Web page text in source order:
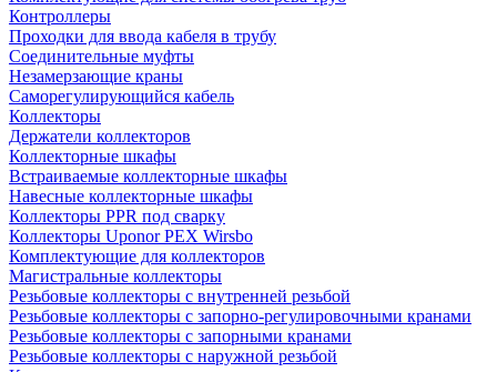
Контроллеры
Проходки для ввода кабеля в трубу
Соединительные муфты
Незамерзающие краны
Саморегулирующийся кабель
Коллекторы
Держатели коллекторов
Коллекторные шкафы
Встраиваемые коллекторные шкафы
Навесные коллекторные шкафы
Коллекторы PPR под сварку
Коллекторы Uponor PEX Wirsbo
Комплектующие для коллекторов
Магистральные коллекторы
Резьбовые коллекторы с внутренней резьбой
Резьбовые коллекторы с запорно-регулировочными кранами
Резьбовые коллекторы с запорными кранами
Резьбовые коллекторы с наружной резьбой